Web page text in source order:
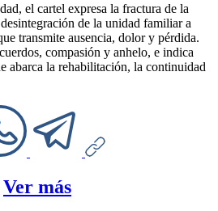
el cartel expresa la fractura de la
de la unidad familiar a
transmite ausencia, dolor y pérdida.
compasión y anhelo, e indica
abarca la rehabilitación, la continuidad
Ver más